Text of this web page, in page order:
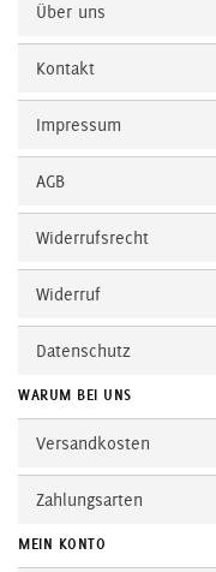
Über uns
Kontakt
Impressum
AGB
Widerrufsrecht
Widerruf
Datenschutz
WARUM BEI UNS
Versandkosten
Zahlungsarten
MEIN KONTO